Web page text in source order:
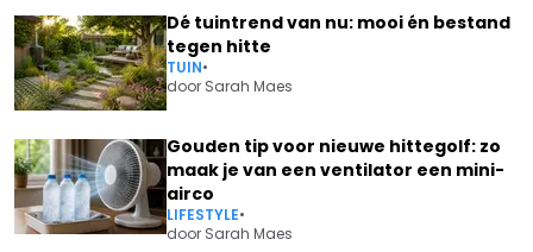
Dé tuintrend van nu: mooi én bestand
tegen hitte
TUIN•
door Sarah Maes
Gouden tip voor nieuwe hittegolf: zo
maak je van een ventilator een mini-
airco
LIFESTYLE•
door Sarah Maes